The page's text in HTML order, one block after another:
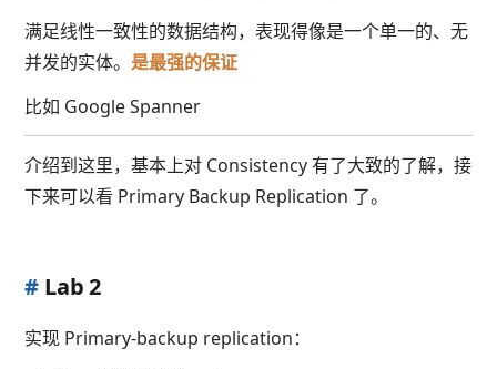
满足线性一致性的数据结构，表现得像是一个单一的、无
并发的实体。 是最强的保证
比如 Google Spanner
介绍到这里，基本上对 Consistency 有了大致的了解，接
下来可以看 Primary Backup Replication 了。
# Lab 2
实现 Primary-backup replication：